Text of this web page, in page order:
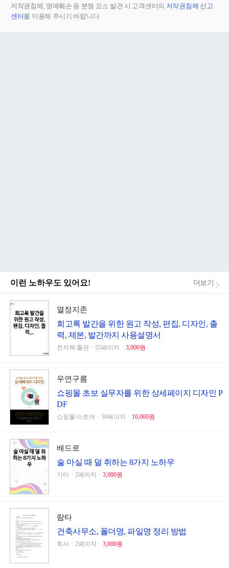
저작권침해, 명예훼손 등 분쟁 요소 발견 시 고객센터의 저작권침해 신고
센터를 이용해 주시기 바랍니다.
이런 노하우도 있어요! 더보기
열정지존
회고록 발간을 위한 원고 작성, 편집, 디자인, 출
력, 제본, 발간까지 사용설명서
전자책/출판ㆍ55페이지ㆍ 3,000원
우연구름
쇼핑몰 초보 실무자를 위한 상세페이지 디자인 P
DF
쇼핑몰/스토어ㆍ56페이지ㆍ 10,000원
배드로
술 마실 때 덜 취하는 8가지 노하우
기타ㆍ2페이지ㆍ 3,000원
람타
건축사무소, 폴더명, 파일명 정리 방법
회사ㆍ2페이지ㆍ 3,000원